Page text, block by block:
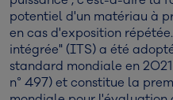
potentiel d'un matériau à
en cas d'exposition
intégrée" (ITS) a été
standard mondiale en
n° 497) et constitue la